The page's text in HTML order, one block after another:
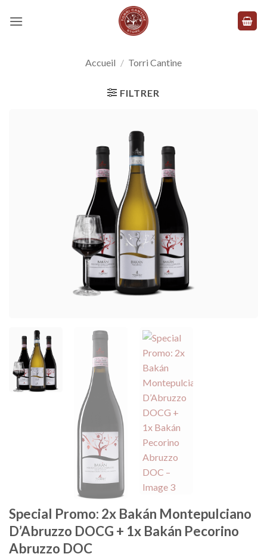
Accueil / Torri Cantine
FILTRER
Special Promo: 2x Bakán Montepulciano
D’Abruzzo DOCG + 1x Bakán Pecorino
Abruzzo DOC